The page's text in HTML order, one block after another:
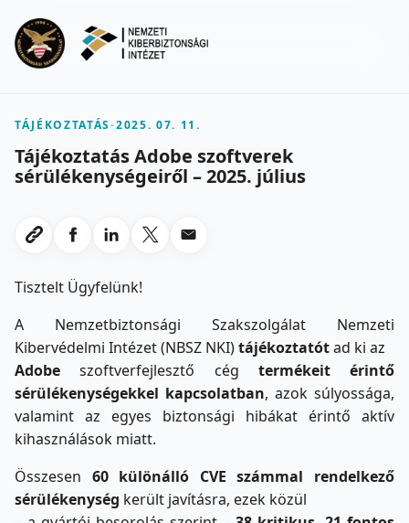
TÁJÉKOZTATÁS-2025. 07. 11.
Tájékoztatás Adobe szoftverek
sérülékenységeiről – 2025. július
Link masolasa
Megosztas Facebookon
Megosztas LinkedInen
Megosztas X-en
Megosztas emailben
Tisztelt Ügyfelünk!
A Nemzetbiztonsági Szakszolgálat Nemzeti
Kibervédelmi Intézet (NBSZ NKI)tájékoztatótad ki az
Adobe szoftverfejlesztő cég termékeit érintő
sérülékenységekkel kapcsolatban, azok súlyossága,
valamint az egyes biztonsági hibákat érintő aktív
kihasználások miatt.
Összesen 60különálló CVE számmal rendelkező
sérülékenység került javításra, ezek közül